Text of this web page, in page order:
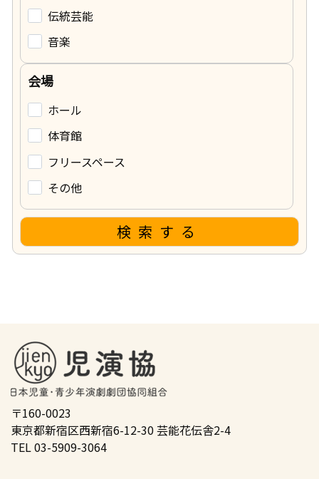
伝統芸能
音楽
会場
ホール
体育館
フリースペース
その他
検索する
〒160-0023
東京都新宿区西新宿6-12-30 芸能花伝舎2-4
TEL 03-5909-3064